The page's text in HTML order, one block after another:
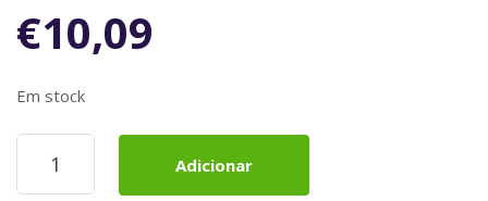
€10,09
Em stock
Quantidade
Balão
Adicionar